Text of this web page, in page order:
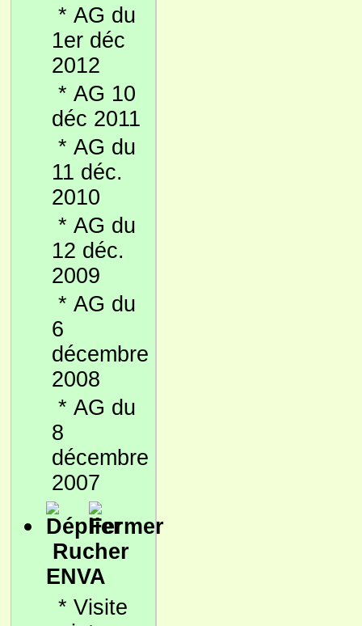
* AG du
1er déc
2012
* AG 10
déc 2011
* AG du
11 déc.
2010
* AG du
12 déc.
2009
* AG du
6
décembre
2008
* AG du
8
décembre
2007
Rucher
ENVA
* Visite